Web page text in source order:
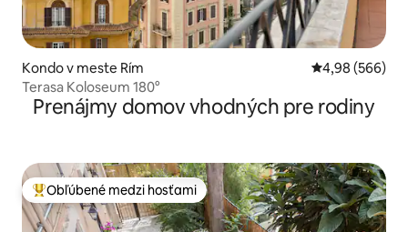
Kondo v meste Rím Priemerné
4,98 (566)
Terasa Koloseum 180°
Prenájmy domov vhodných pre rodiny
Najobľúbenejšie medzi hosťami
Obľúbené medzi hosťami